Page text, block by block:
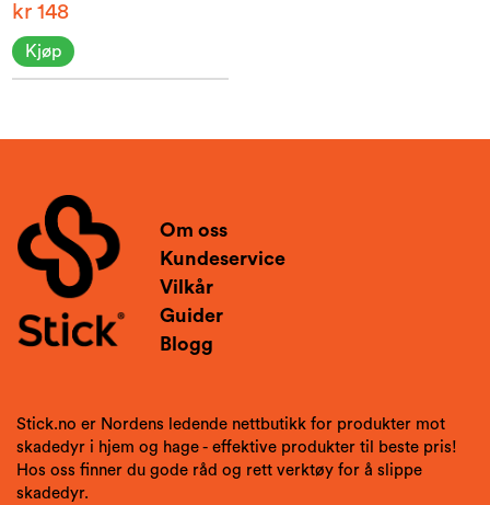
kr 148
Kjøp
Om oss
Kundeservice
Vilkår
Guider
Blogg
Stick.no er Nordens ledende nettbutikk for produkter mot
skadedyr i hjem og hage - effektive produkter til beste pris!
Hos oss finner du gode råd og rett verktøy for å slippe
skadedyr.